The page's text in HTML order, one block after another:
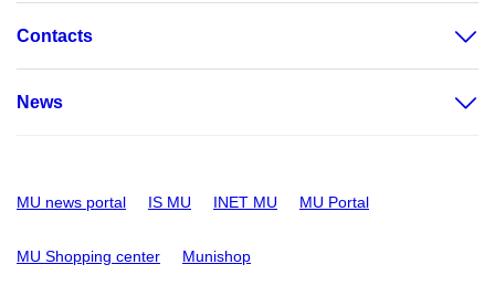
Contacts
News
MU news portal IS MU INET MU MU Portal
MU Shopping center Munishop